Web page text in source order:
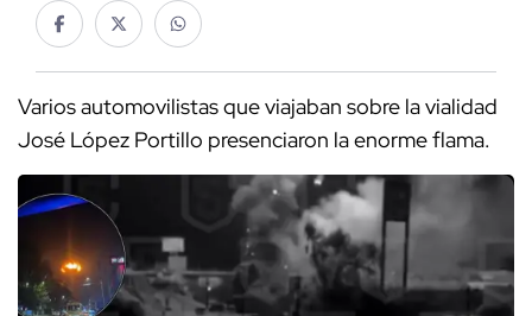
Varios automovilistas que viajaban sobre la vialidad
José López Portillo presenciaron la enorme flama.